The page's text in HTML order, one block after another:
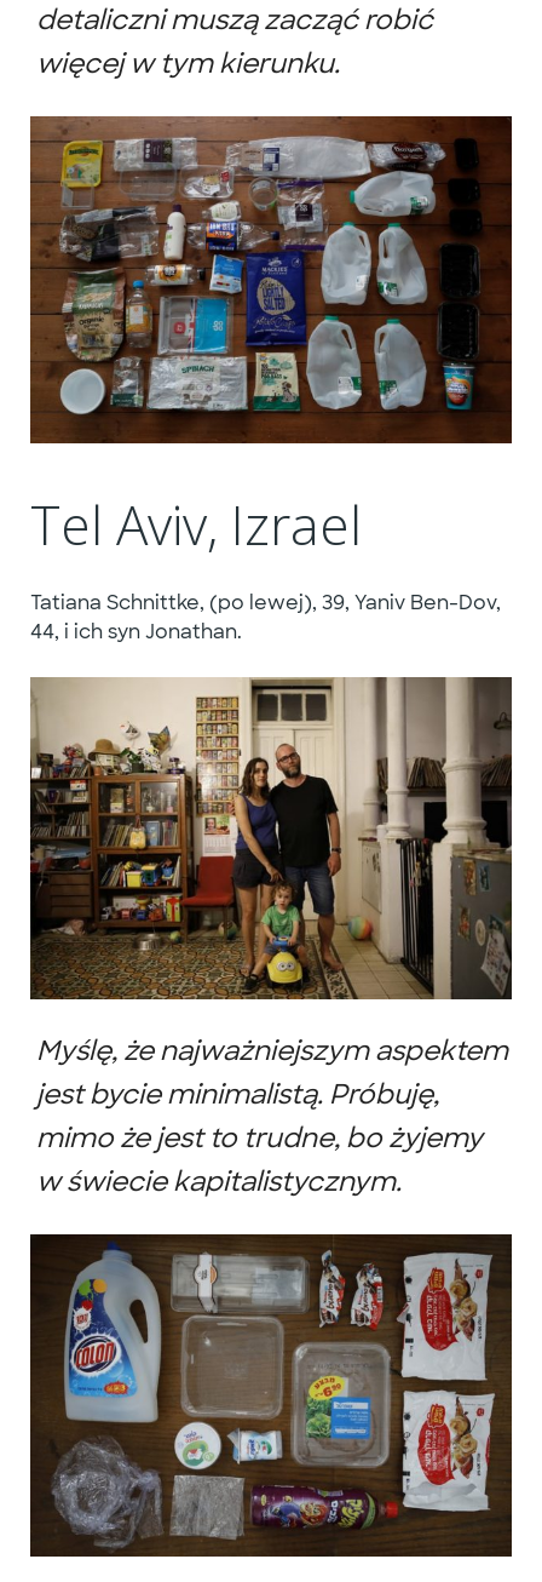
detaliczni muszą zacząć robić
więcej w tym kierunku.
Tel Aviv, Izrael
Tatiana Schnittke, (po lewej), 39, Yaniv Ben-Dov,
44, i ich syn Jonathan.
Myślę, że najważniejszym aspektem
jest bycie minimalistą. Próbuję,
mimo że jest to trudne, bo żyjemy
w świecie kapitalistycznym.